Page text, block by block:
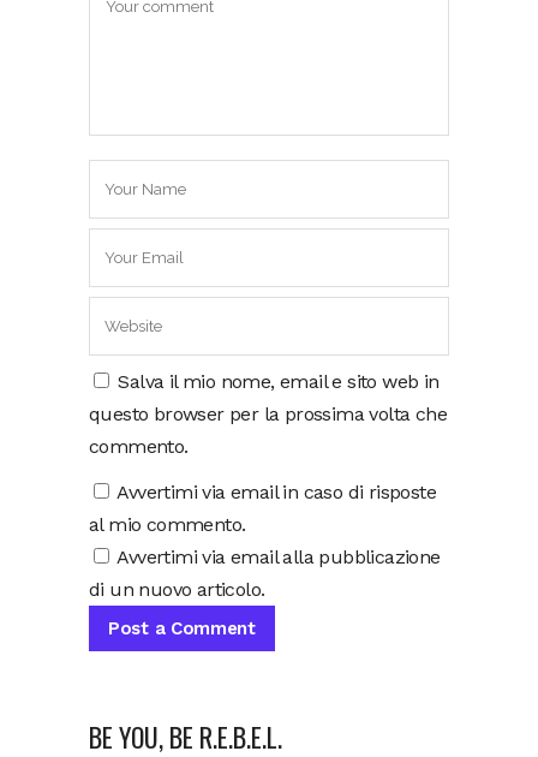
Salva il mio nome, email e sito web in
questo browser per la prossima volta che
commento.
Avvertimi via email in caso di risposte
al mio commento.
Avvertimi via email alla pubblicazione
di un nuovo articolo.
BE YOU, BE R.E.B.E.L.